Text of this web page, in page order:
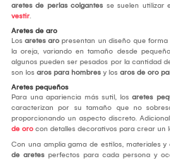
aretes de perlas colgantes se suelen utilizar
vestir.
Aretes de aro
Los aretes aro presentan un diseño que
la oreja, variando en tamaño desde
algunos pueden ser pesados por la cantidad
son los aros para hombres y los aros de oro
Aretes pequeños
Para una apariencia más sutil, los aretes
caracterizan por su tamaño que no
proporcionando un aspecto discreto.
de oro con detalles decorativos para crear un
Con una amplia gama de estilos, materiales y
de aretes perfectos para cada persona y